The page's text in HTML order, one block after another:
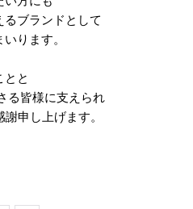
ブランドとして
ります。
と
る皆様に支えられ
申し上げます。